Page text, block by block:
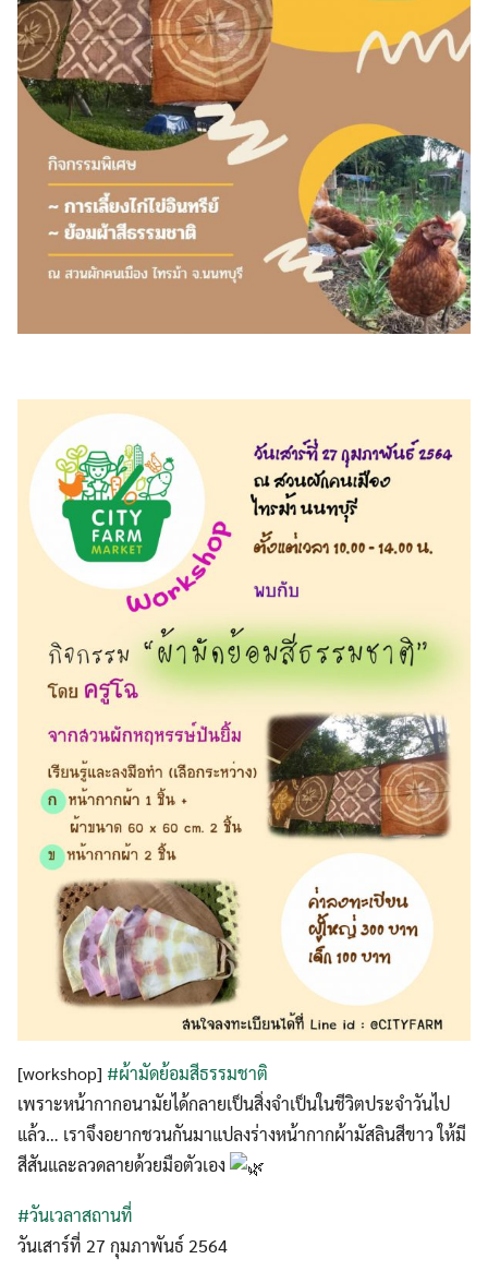
[workshop]​ #ผ้ามัดย้อมสีธรรมชาติ
เพราะหน้ากากอนามัยได้กลายเป็นสิ่งจำเป็นในชีวิตประจำวันไป
แล้ว… เราจึงอยากชวนกันมาแปลงร่างหน้ากากผ้ามัสลินสีขาว ให้มี
สีสันและลวดลายด้วยมือตัวเอง
#วันเวลาสถานที่
วันเสาร์ที่​ 27​ กุมภาพันธ์​ 2564